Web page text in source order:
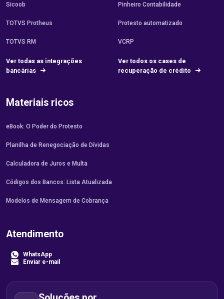
Sicoob
TOTVS Protheus
TOTVS RM
Ver todas as integrações
bancárias
Pinheiro Contabilidade
Protesto automatizado
VCRP
Ver todos os cases de
recuperação de crédito
Materiais ricos
eBook: O Poder do Protesto
Planilha de Renegociação de Dívidas
Calculadora de Juros e Multa
Códigos dos Bancos: Lista Atualizada
Modelos de Mensagem de Cobrança
Atendimento
WhatsApp
Enviar e-mail